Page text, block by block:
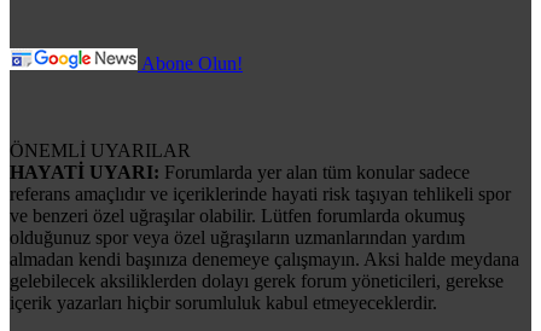
Abone Olun!
ÖNEMLİ UYARILAR
HAYATİ UYARI: Forumlarda yer alan tüm konular sadece
referans amaçlıdır ve içeriklerinde hayati risk taşıyan tehlikeli spor
ve benzeri özel uğraşılar olabilir. Lütfen forumlarda okumuş
olduğunuz spor veya özel uğraşıların uzmanlarından yardım
almadan kendi başınıza denemeye çalışmayın. Aksi halde meydana
gelebilecek aksiliklerden dolayı gerek forum yöneticileri, gerekse
içerik yazarları hiçbir sorumluluk kabul etmeyeceklerdir.